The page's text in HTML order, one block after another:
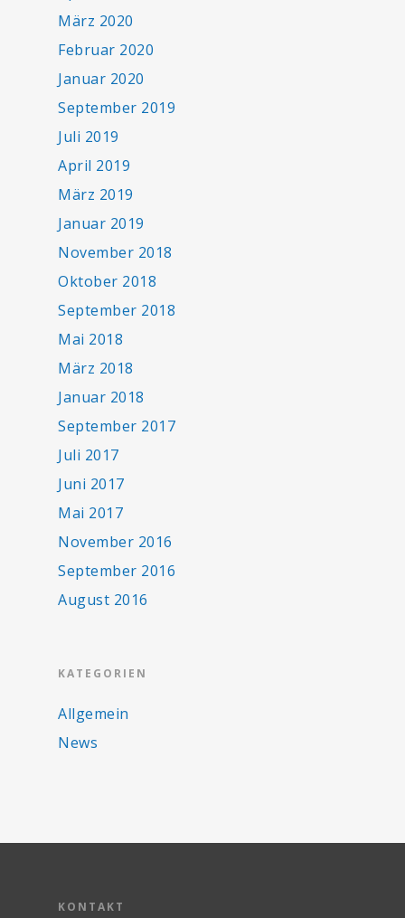
März 2020
Februar 2020
Januar 2020
September 2019
Juli 2019
April 2019
März 2019
Januar 2019
November 2018
Oktober 2018
September 2018
Mai 2018
März 2018
Januar 2018
September 2017
Juli 2017
Juni 2017
Mai 2017
November 2016
September 2016
August 2016
KATEGORIEN
Allgemein
News
KONTAKT